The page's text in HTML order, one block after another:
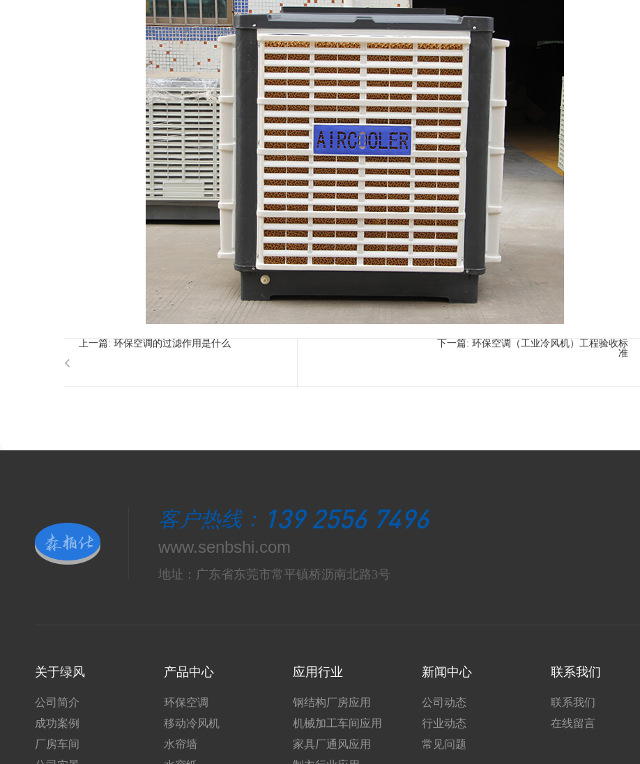
上一篇: 环保空调的过滤作用是什么 下一篇: 环保空调（工业冷风机）工程验收标
准
客户热线： 139 2556 7496
www.senbshi.com
地址：广东省东莞市常平镇桥沥南北路3号
关于绿风
公司简介
成功案例
厂房车间
产品中心
环保空调
移动冷风机
水帘墙
应用行业
钢结构厂房应用
机械加工车间应用
家具厂通风应用
新闻中心
公司动态
行业动态
常见问题
联系我们
联系我们
在线留言